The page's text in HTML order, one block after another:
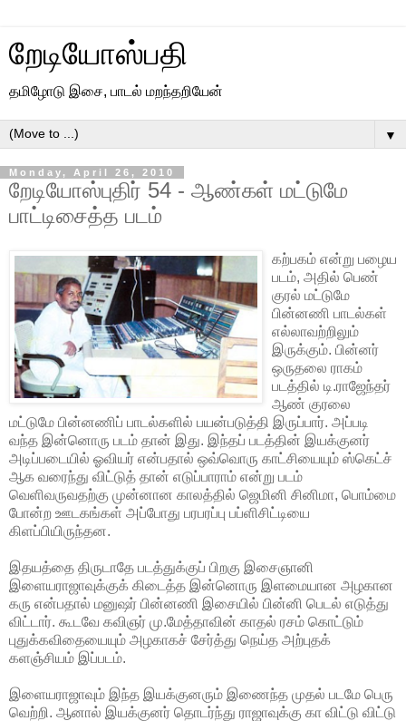
றேடியோஸ்பதி
தமிழோடு இசை, பாடல் மறந்தறியேன்
▼
Monday, April 26, 2010
றேடியோஸ்புதிர் 54 - ஆண்கள் மட்டுமே
பாட்டிசைத்த படம்
கற்பகம் என்று பழைய
படம், அதில் பெண்
குரல் மட்டுமே
பின்னணி பாடல்கள்
எல்லாவற்றிலும்
இருக்கும். பின்னர்
ஒருதலை ராகம்
படத்தில் டி.ராஜேந்தர்
ஆண் குரலை
மட்டுமே பின்னணிப் பாடல்களில் பயன்படுத்தி இருப்பார். அப்படி
வந்த இன்னொரு படம் தான் இது. இந்தப் படத்தின் இயக்குனர்
அடிப்படையில் ஓவியர் என்பதால் ஒவ்வொரு காட்சியையும் ஸ்கெட்ச்
ஆக வரைந்து விட்டுத் தான் எடுப்பாராம் என்று படம்
வெளிவருவதற்கு முன்னான காலத்தில் ஜெமினி சினிமா, பொம்மை
போன்ற ஊடகங்கள் அப்போது பரபரப்பு பப்ளிசிட்டியை
கிளப்பியிருந்தன.
இதயத்தை திருடாதே படத்துக்குப் பிறகு இசைஞானி
இளையராஜாவுக்குக் கிடைத்த இன்னொரு இளமையான அழகான
கரு என்பதால் மனுஷர் பின்னணி இசையில் பின்னி பெடல் எடுத்து
விட்டார். கூடவே கவிஞர் மு.மேத்தாவின் காதல் ரசம் கொட்டும்
புதுக்கவிதையையும் அழகாகச் சேர்த்து நெய்த அற்புதக்
களஞ்சியம் இப்படம்.
இளையராஜாவும் இந்த இயக்குனரும் இணைந்த முதல் படமே பெரு
வெற்றி. ஆனால் இயக்குனர் தொடர்ந்து ராஜாவுக்கு கா விட்டு விட்டு